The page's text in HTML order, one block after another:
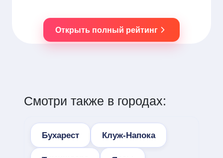
Открыть полный рейтинг
Смотри также в городах:
Бухарест Клуж-Напока